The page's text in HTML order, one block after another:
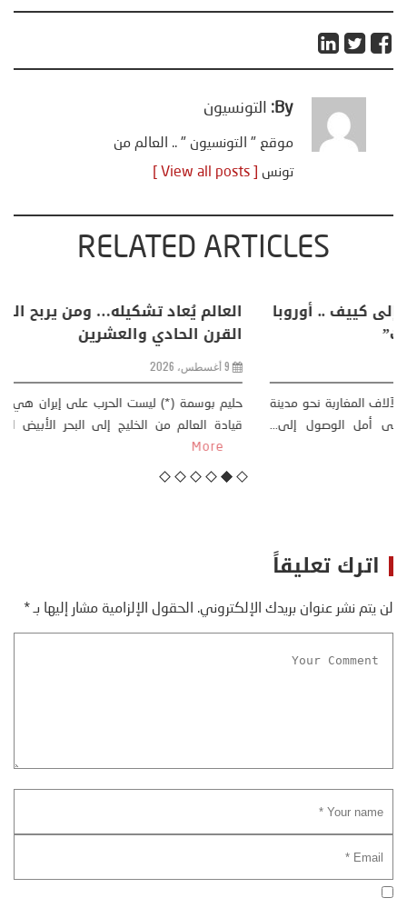
By: التونسيون
موقع " التونسيون " .. العالم من
تونس
RELATED ARTICLES
خليفة بن سالم يكتب: “من سبتة إلى كييف .. أوروبا
في مواجهة حصار متعدد الجبهات”
خليفة بن سالم أثارت موجة النزوح الجماعي لآلاف المغاربة نحو مدينة
سبتة، الواقعة تحت الاحتلال الإسباني، على أمل الوصول إلى...
اترك تعليقاً
لن يتم نشر عنوان بريدك الإلكتروني. الحقول الإلزامية مشار إليها بـ*